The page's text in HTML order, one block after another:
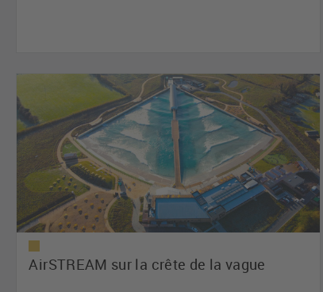
AirSTREAM sur la crête de la vague